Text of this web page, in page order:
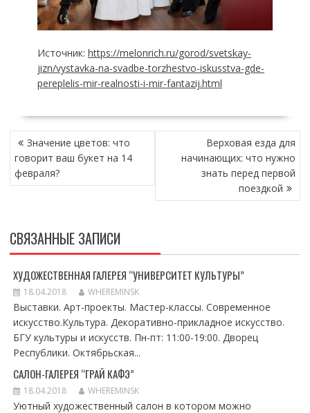
Источник: https://melonrich.ru/gorod/svetskay-
jizn/vystavka-na-svadbe-torzhestvo-iskusstva-gde-
pereplelis-mir-realnosti-i-mir-fantazij.html
НАВИГАЦИЯ
ПО
ЗАПИСЯМ
Значение цветов: что
говорит ваш букет на 14
февраля?
Верховая езда для
начинающих: что нужно
знать перед первой
поездкой
СВЯЗАННЫЕ ЗАПИСИ
ХУДОЖЕСТВЕННАЯ ГАЛЕРЕЯ “УНИВЕРСИТЕТ КУЛЬТУРЫ”
18.04.2018 WHEREMINSK
Выставки. Арт-проекты. Мастер-классы. Современное
искусство.Культура. Декоративно-прикладное искусство.
БГУ культуры и искусств. Пн-пт: 11:00-19:00. Дворец
Республики. Октябрьская...
САЛОН-ГАЛЕРЕЯ “ГРАЙ КАФЭ”
18.04.2018 WHEREMINSK
Уютный художественный салон в котором можно